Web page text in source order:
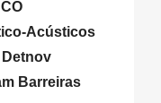
Acústicos
Detnov
Barreiras